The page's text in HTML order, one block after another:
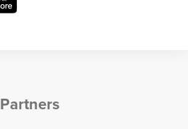
Partners